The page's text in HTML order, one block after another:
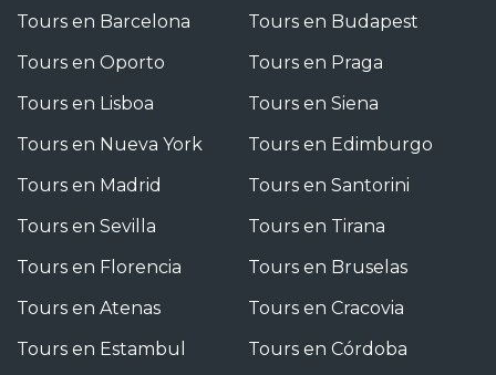
Tours en Barcelona
Tours en Oporto
Tours en Lisboa
Tours en Nueva York
Tours en Madrid
Tours en Sevilla
Tours en Florencia
Tours en Atenas
Tours en Estambul
Tours en Budapest
Tours en Praga
Tours en Siena
Tours en Edimburgo
Tours en Santorini
Tours en Tirana
Tours en Bruselas
Tours en Cracovia
Tours en Córdoba